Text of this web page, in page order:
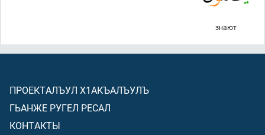
знают
ПРОЕКТАЛЪУЛ Х1АКЪАЛЪУЛЪ
ГЬАНЖЕ РУГЕЛ РЕСАЛ
КОНТАКТЫ